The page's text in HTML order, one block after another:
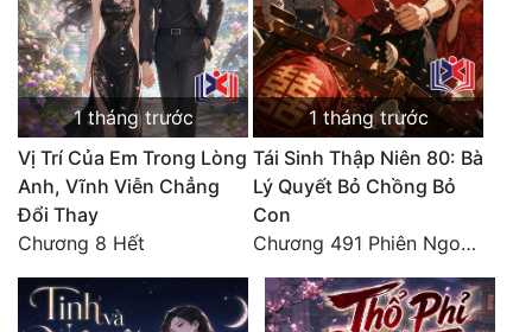
1 tháng trước
Vị Trí Của Em Trong Lòng
Anh, Vĩnh Viễn Chẳng
Đổi Thay
Chương 8 Hết
1 tháng trước
Tái Sinh Thập Niên 80: Bà
Lý Quyết Bỏ Chồng Bỏ
Con
Chương 491 Phiên Ngoại Đào Hoa - Quả Báo Cuối Đời, Chết Trong Cô Độc (hết)